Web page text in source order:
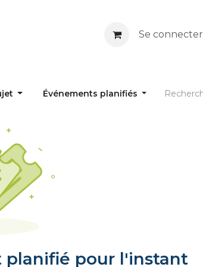
Se connecter
Événements planifiés
pour l'instant